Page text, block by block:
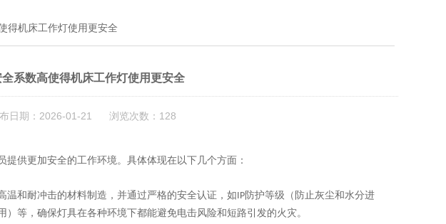
得机床工作灯使用更安全
全系数高使得机床工作灯使用更安全
日期：2026-01-21 浏览次数：128
供更加安全的工作环境。具体体现在以下几个方面：
温和耐冲击的材料制造，并通过严格的安全认证，如IP防护等级（防止灰尘和水分进
等，确保灯具在各种环境下都能避免电击风险和短路引发的火灾。